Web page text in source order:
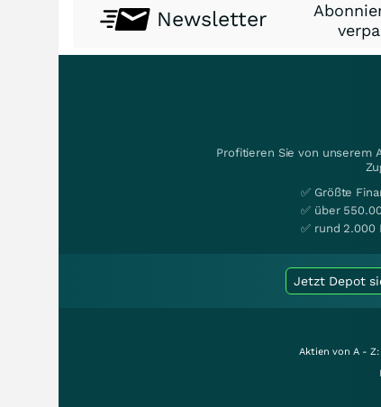
Newsletter
Profitieren Sie von unserem
✅ Größte
✅ über
✅ rund 2.000
Jetzt Depot
Aktien von A - Z: